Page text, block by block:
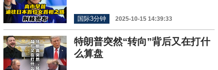
国际3分钟 2025-10-15 14:39:33
特朗普突然“转向”背后又在打什
么算盘